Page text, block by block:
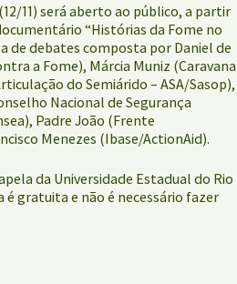
11) será aberto ao público, a partir
“Histórias da Fome no
de debates composta por Daniel de
a Fome), Márcia Muniz (Caravana
do Semiárido – ASA/Sasop),
Nacional de Segurança
Padre João (Frente
Menezes (Ibase/ActionAid).
da Universidade Estadual do Rio
é gratuita e não é necessário fazer